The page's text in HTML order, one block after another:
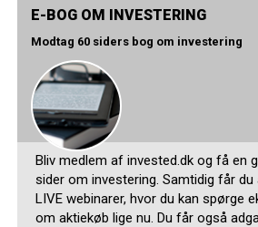
E-BOG OM INVESTERING
Modtag 60 siders bog om investering
Bliv medlem af invested.dk og få en
sider om investering. Samtidig får du
LIVE webinarer, hvor du kan spørge
om aktiekøb lige nu. Du får også